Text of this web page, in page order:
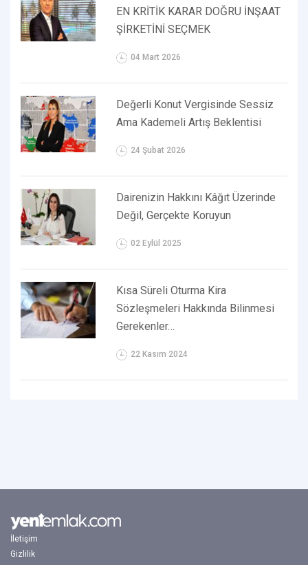
EN KRİTİK KARAR DOĞRU İNŞAAT
ŞİRKETİNİ SEÇMEK
04 Mart 2026
Değerli Konut Vergisinde Sessiz
Ama Kademeli Artış Beklentisi
24 Şubat 2026
Dairenizin Hakkını Kâğıt Üzerinde
Değil, Gerçekte Koruyun
02 Eylül 2025
Kısa Süreli Oturma Kira
Sözleşmeleri Hakkında Bilinmesi
Gerekenler…
22 Kasım 2024
İletişim
Gizlilik